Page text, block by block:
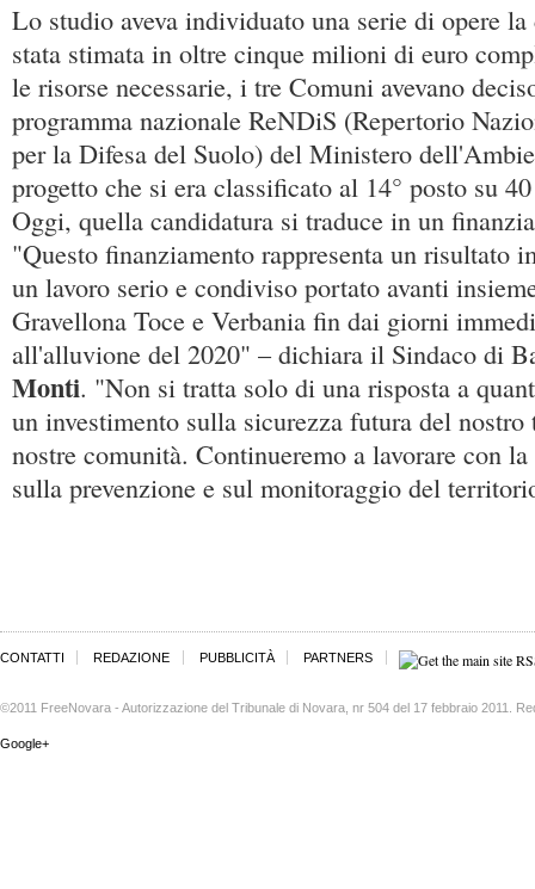
Lo studio aveva individuato una serie di opere
stata stimata in oltre cinque milioni di euro
le risorse necessarie, i tre Comuni avevano
programma nazionale ReNDiS (Repertorio
per la Difesa del Suolo) del Ministero
progetto che si era classificato al 14° posto su
Oggi, quella candidatura si traduce in un
"Questo finanziamento rappresenta un risultato
un lavoro serio e condiviso portato avanti
Gravellona Toce e Verbania fin dai giorni
all'alluvione del 2020" – dichiara il Sindaco di
Monti. "Non si tratta solo di una risposta a
un investimento sulla sicurezza futura del
nostre comunità. Continueremo a lavorare con
sulla prevenzione e sul monitoraggio del
CONTATTI REDAZIONE PUBBLICITÀ PARTNERS
©2011 FreeNovara - Autorizzazione del Tribunale di Novara, nr 504 del 17 febbraio 2011.
Google+